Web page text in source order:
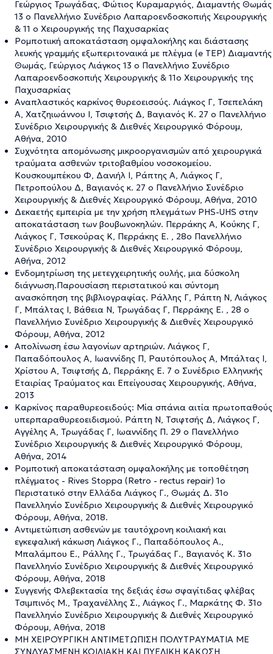
Γεώργιος Τρωγάδας, Φώτιος Κυραμαργιός, Διαμαντής Θωμάς
13 ο Πανελλήνιο Συνέδριο Λαπαροενδοσκοπιής Χειρουργικής
& 11 ο Χειρουργικής της Παχυσαρκίας
Ρομποτιική αποκατάσταση ομφαλοκήλης και διάστασης
λευκής γραμμής εξωπεριτοναικά με πλέγμα (e TEP) Διαμαντής
Θωμάς, Γεώργιος Λιάγκος 13 ο Πανελλήνιο Συνέδριο
Λαπαροενδοσκοπιής Χειρουργικής & 11ο Χειρουργικής της
Παχυσαρκίας
Αναπλαστικός καρκίνος θυρεοεισούς. Λιάγκος Γ, Τσεπελάκη
Α, Χατζηιωάννου Ι, Τσιφτσής Δ, Βαγιανός Κ. 27 ο Πανελλήνιο
Συνέδριο Χειρουργικής & Διεθνές Χειρουργικό Φόρουμ,
Αθήνα, 2010
Συχνότητα απομόνωσης μικροοργανισμών από χειρουργικά
τραύματα ασθενών τριτοβαθμίου νοσοκομείου.
Κουσκουμπέκου Φ, Δανιήλ Ι, Ράπτης Α, Λιάγκος Γ,
Πετροπούλου Δ, Βαγιανός κ. 27 ο Πανελλήνιο Συνέδριο
Χειρουργικής & Διεθνές Χειρουργικό Φόρουμ, Αθήνα, 2010
Δεκαετής εμπειρία με την χρήση πλεγμάτων PHS-UHS στην
αποκατάσταση των βουβωνοκηλών. Περράκης Α, Κούκης Γ,
Λιάγκος Γ, Τσεκούρας Κ, Περράκης Ε. , 28ο Πανελλήνιο
Συνέδριο Χειρουργικής & Διεθνές Χειρουργικό Φόρουμ,
Aθήνα, 2012
Ενδομητρίωση της μετεγχειρητικής ουλής, μια δύσκολη
διάγνωση.Παρουσίαση περιστατικού και σύντομη
ανασκόπηση της βιβλιογραφίας. Ράλλης Γ, Ράπτη Ν, Λιάγκος
Γ, Μπάλτας Ι, Βάθεια Ν, Τρωγάδας Γ, Περράκης Ε. , 28 ο
Πανελλήνιο Συνέδριο Χειρουργικής & Διεθνές Χειρουργικό
Φόρουμ, Aθήνα, 2012
Απολίνωση έσω λαγονίων αρτηριών. Λιάγκος Γ,
Παπαδόπουλος Α, Ιωαννίδης Π, Ραυτόπουλος Α, Μπάλτας Ι,
Χρίστου Α, Τσιφτσής Δ, Περράκης Ε. 7 ο Συνέδριο Ελληνικής
Εταιρίας Τραύματος και Επείγουσας Χειρουργικής, Αθήνα,
2013
Καρκίνος παραθυρεοειδούς: Mία σπάνια αιτία πρωτοπαθούς
υπερπαραθυρεοειδισμού. Ράπτη Ν, Τσιφτσής Δ, Λιάγκος Γ,
Αγγέλης Α, Τρωγάδας Γ, Ιωαννίδης Π. 29 ο Πανελλήνιο
Συνέδριο Χειρουργικής & Διεθνές Χειρουργικό Φόρουμ,
Αθήνα, 2014
Ρομποτική αποκατάσταση ομφαλοκήλης με τοποθέτηση
πλέγματος - Rives Stoppa (Retro - rectus repair) 1o
Περιστατικό στην Ελλάδα Λιάγκος Γ., Θωμάς Δ. 31ο
Πανελληνίο Συνέδριο Χειρουργικής & Διεθνές Χειρουργικό
Φόρουμ, Αθήνα, 2018.
Αντιμετώπιση ασθενών με ταυτόχρονη κοιλιακή και
εγκεφαλική κάκωση Λιάγκος Γ., Παπαδόπουλος Α.,
Μπαλάμπου Ε., Ράλλης Γ., Τρωγάδας Γ., Βαγιανός Κ. 31ο
Πανελληνίο Συνέδριο Χειρουργικής & Διεθνές Χειρουργικό
Φόρουμ, Αθήνα, 2018
Συγγενής Φλεβεκτασία της δεξιάς έσω σφαγίτιδας φλέβας
Τσιμπινός M., Τραχανέλλης Σ., Λιάγκος Γ., Μαρκάτης Φ. 31ο
Πανελληνίο Συνέδριο Χειρουργικής & Διεθνές Χειρουργικό
Φόρουμ, Αθήνα, 2018
MΗ ΧΕΙΡΟΥΡΓΙΚΗ ΑΝΤΙΜΕΤΩΠΙΣΗ ΠΟΛΥΤΡΑΥΜΑΤΙΑ ΜΕ
ΣΥΝΔΥΑΣΜΕΝΗ ΚΟΙΛΙΑΚΗ ΚΑΙ ΠΥΕΛΙΚΗ ΚΑΚΩΣΗ